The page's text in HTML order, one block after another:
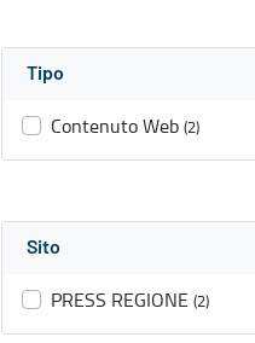
Tipo
Contenuto Web (2)
Sito
PRESS REGIONE (2)